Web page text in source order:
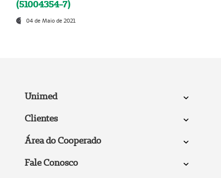
(51004354-7)
04 de Maio de 2021
Unimed
Clientes
Área do Cooperado
Fale Conosco